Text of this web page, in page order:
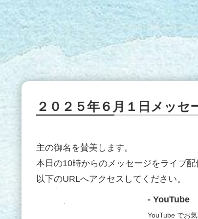
２０２５年６月１日メッセ
主の御名を賛美します。
本日の10時からのメッセージをライブ配
以下のURLへアクセスしてください。
- YouTube
YouTube でお